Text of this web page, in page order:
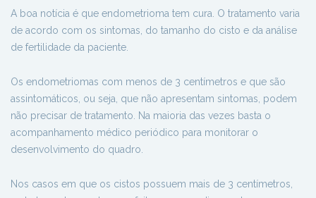
A boa notícia é que endometrioma tem cura. O tratamento varia
de acordo com os sintomas, do tamanho do cisto e da análise
de fertilidade da paciente.
Os endometriomas com menos de 3 centímetros e que são
assintomáticos, ou seja, que não apresentam sintomas, podem
não precisar de tratamento. Na maioria das vezes basta o
acompanhamento médico periódico para monitorar o
desenvolvimento do quadro.
Nos casos em que os cistos possuem mais de 3 centímetros,